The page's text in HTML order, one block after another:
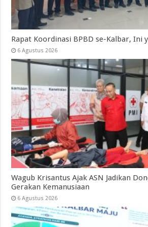
Rapat Koordinasi BPBD se-Kalbar, Ini
6 Agustus 2026
Wagub Krisantus Ajak ASN Jadikan
Gerakan Kemanusiaan
6 Agustus 2026